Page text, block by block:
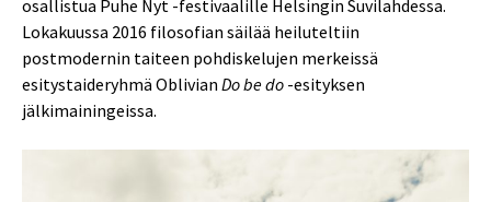
osallistua Puhe Nyt -festivaalille Helsingin Suvilahdessa.
Lokakuussa 2016 filosofian säilää heiluteltiin
postmodernin taiteen pohdiskelujen merkeissä
esitystaideryhmä Oblivian Do be do -esityksen
jälkimainingeissa.